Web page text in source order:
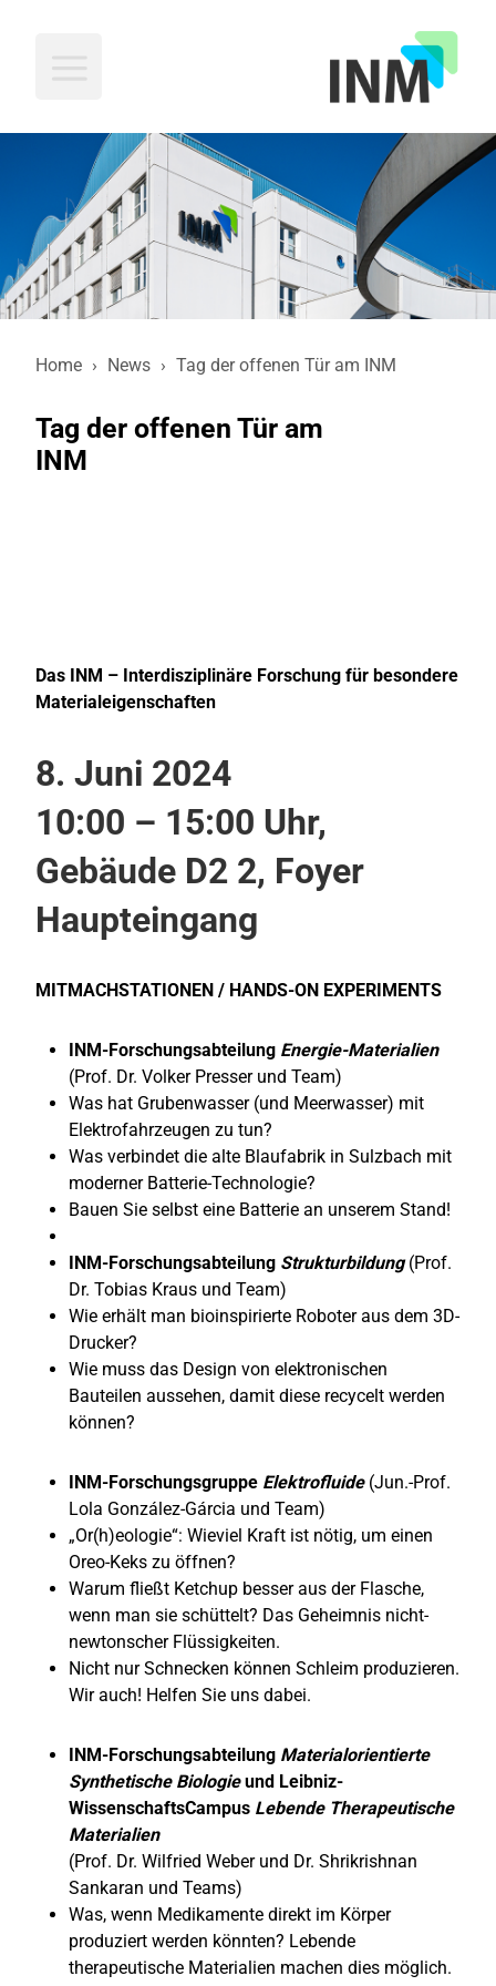
Home › News › Tag der offenen Tür am INM
Tag der offenen Tür am
INM
Das INM – Interdisziplinäre Forschung für besondere
Materialeigenschaften
8. Juni 2024
10:00 – 15:00 Uhr,
Gebäude D2 2, Foyer
Haupteingang
MITMACHSTATIONEN / HANDS-ON EXPERIMENTS
INM-Forschungsabteilung Energie-Materialien
(Prof. Dr. Volker Presser und Team)
Was hat Grubenwasser (und Meerwasser) mit
Elektrofahrzeugen zu tun?
Was verbindet die alte Blaufabrik in Sulzbach mit
moderner Batterie-Technologie?
Bauen Sie selbst eine Batterie an unserem Stand!
INM-Forschungsabteilung Strukturbildung(Prof.
Dr. Tobias Kraus und Team)
Wie erhält man bioinspirierte Roboter aus dem 3D-
Drucker?
Wie muss das Design von elektronischen
Bauteilen aussehen, damit diese recycelt werden
können?
INM-Forschungsgruppe Elektrofluide (Jun.-Prof.
Lola González-Gárcia und Team)
„Or(h)eologie“: Wieviel Kraft ist nötig, um einen
Oreo-Keks zu öffnen?
Warum fließt Ketchup besser aus der Flasche,
wenn man sie schüttelt? Das Geheimnis nicht-
newtonscher Flüssigkeiten.
Nicht nur Schnecken können Schleim produzieren.
Wir auch! Helfen Sie uns dabei.
INM-Forschungsabteilung Materialorientierte
Synthetische Biologieund Leibniz-
WissenschaftsCampus Lebende Therapeutische
Materialien
(Prof. Dr. Wilfried Weber und Dr. Shrikrishnan
Sankaran und Teams)
Was, wenn Medikamente direkt im Körper
produziert werden könnten? Lebende
therapeutische Materialien machen dies möglich.